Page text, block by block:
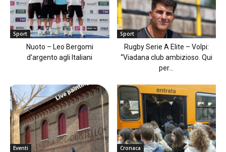
Sport
Nuoto – Leo Bergomi
d’argento agli Italiani
Sport
Rugby Serie A Elite – Volpi:
“Viadana club ambizioso. Qui
per...
Eventi Cronaca